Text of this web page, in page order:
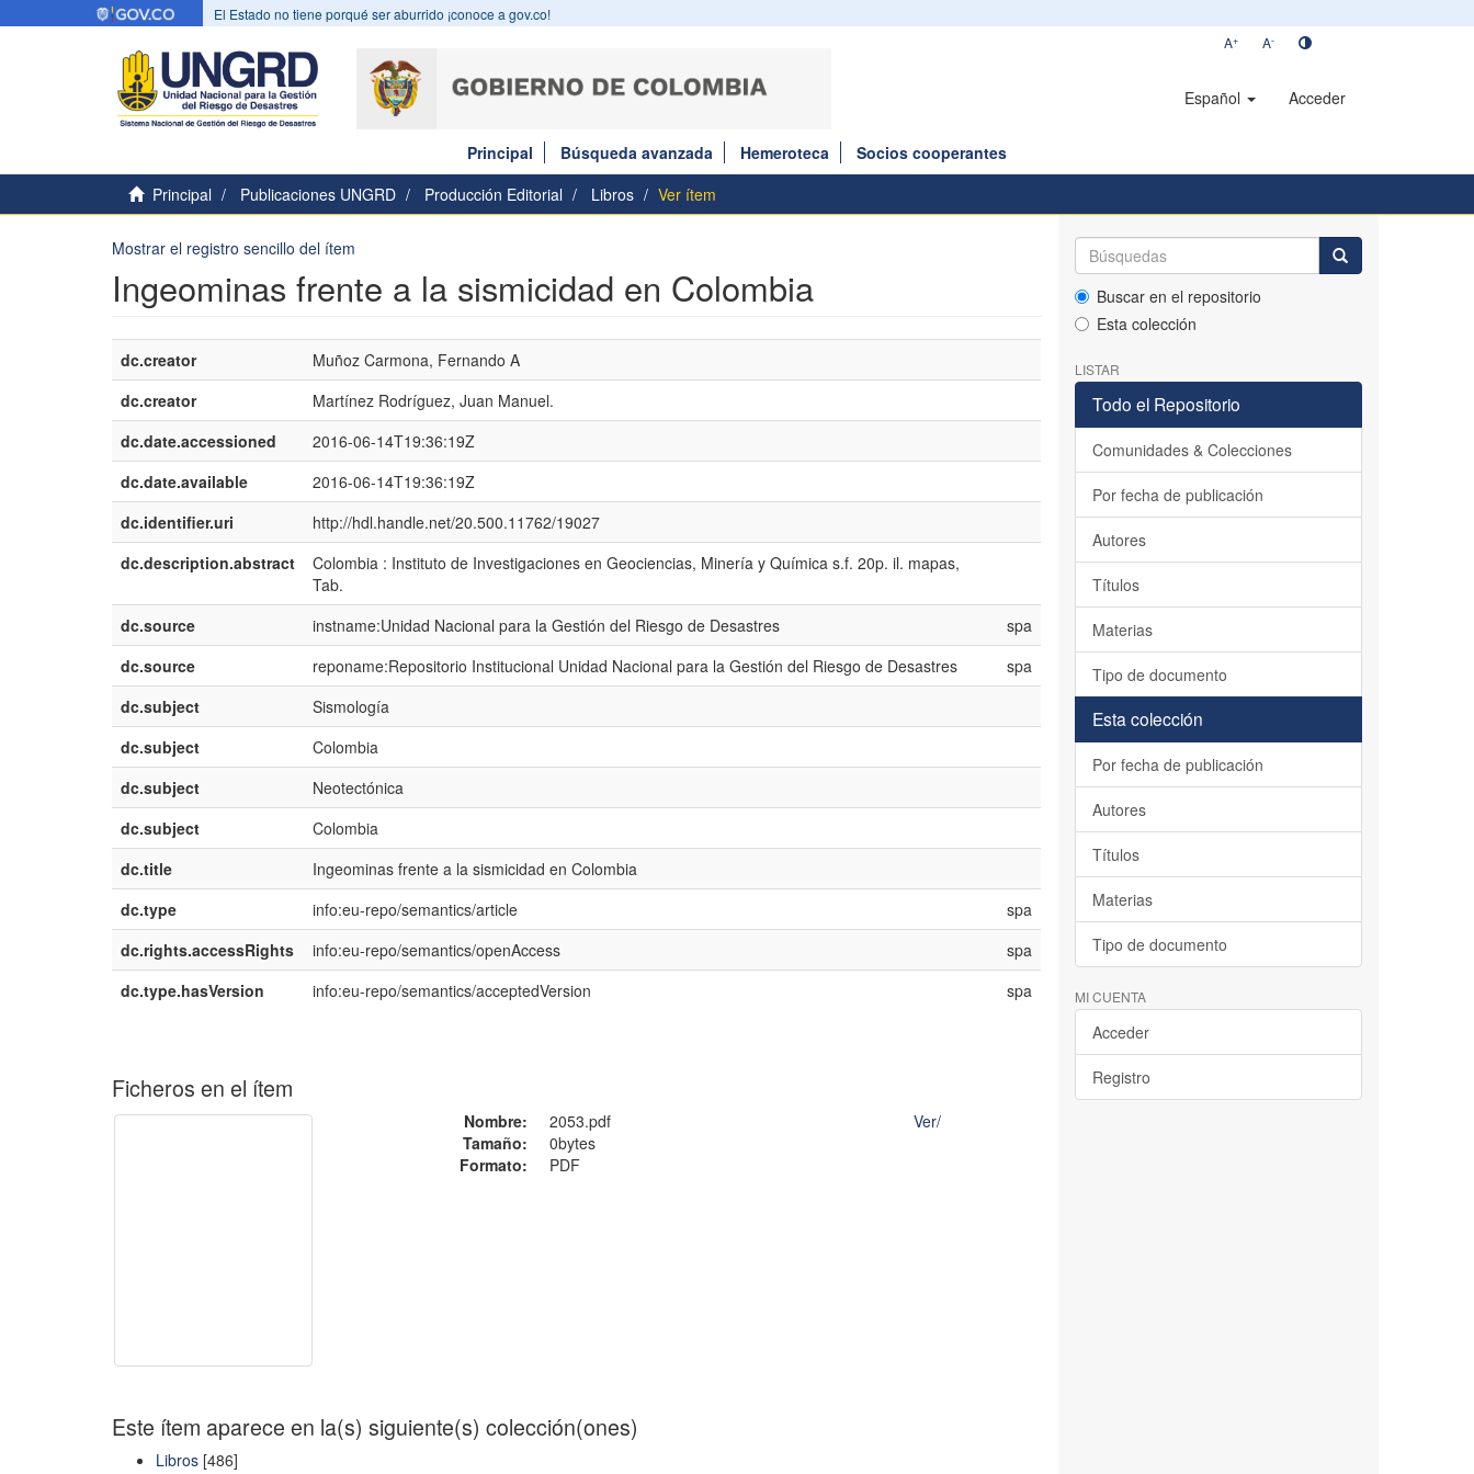
El Estado no tiene porqué ser aburrido ¡conoce a gov.co!
A+ A-
Español Acceder
Principal Búsqueda avanzada Hemeroteca
Socios cooperantes
Principal
Publicaciones UNGRD Producción Editorial Libros Ver ítem
Mostrar el registro sencillo del ítem
Ingeominas frente a la sismicidad en Colombia
dc.creator
Muñoz Carmona, Fernando A
dc.creator
Martínez Rodríguez, Juan Manuel.
dc.date.accessioned
2016-06-14T19:36:19Z
dc.date.available
2016-06-14T19:36:19Z
dc.identifier.uri
http://hdl.handle.net/20.500.11762/19027
dc.description.abstract
Colombia : Instituto de Investigaciones en Geociencias, Minería y Química s.f. 20p. il. mapas,
Tab.
dc.source
instname:Unidad Nacional para la Gestión del Riesgo de Desastres
spa
dc.source
reponame:Repositorio Institucional Unidad Nacional para la Gestión del Riesgo de Desastres
spa
dc.subject
Sismología
dc.subject
Colombia
dc.subject
Neotectónica
dc.subject
Colombia
dc.title
Ingeominas frente a la sismicidad en Colombia
dc.type
info:eu-repo/semantics/article
spa
dc.rights.accessRights
info:eu-repo/semantics/openAccess
spa
dc.type.hasVersion
info:eu-repo/semantics/acceptedVersion spa
Ficheros en el ítem
Nombre:
2053.pdf
Tamaño:
0bytes
Formato:
PDF
Ver/
Este ítem aparece en la(s) siguiente(s) colección(ones)
Libros [486]
Buscar en el repositorio
Esta colección
LISTAR
Todo el Repositorio
Comunidades & Colecciones
Por fecha de publicación
Autores
Títulos
Materias
Tipo de documento
Esta colección
Por fecha de publicación
Autores
Títulos
Materias
Tipo de documento
MI CUENTA
Acceder
Registro